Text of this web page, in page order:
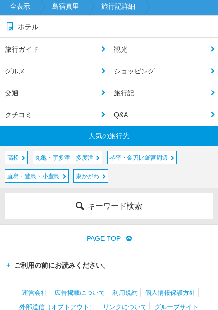
全表示 島宿真里 旅行記詳細
ホテル
旅行ガイド 観光
グルメ ショッピング
交通 旅行記
クチコミ Q&A
人気の旅行先
高松 丸亀・宇多津・多度津 琴平・金刀比羅宮周辺
直島・豊島・小豊島 東かがわ
キーワード検索
PAGE TOP
ご利用の前にお読みください。
運営会社 広告掲載について 利用規約
個人情報保護方針
外部送信（オプトアウト）
リンクについて グループサイト